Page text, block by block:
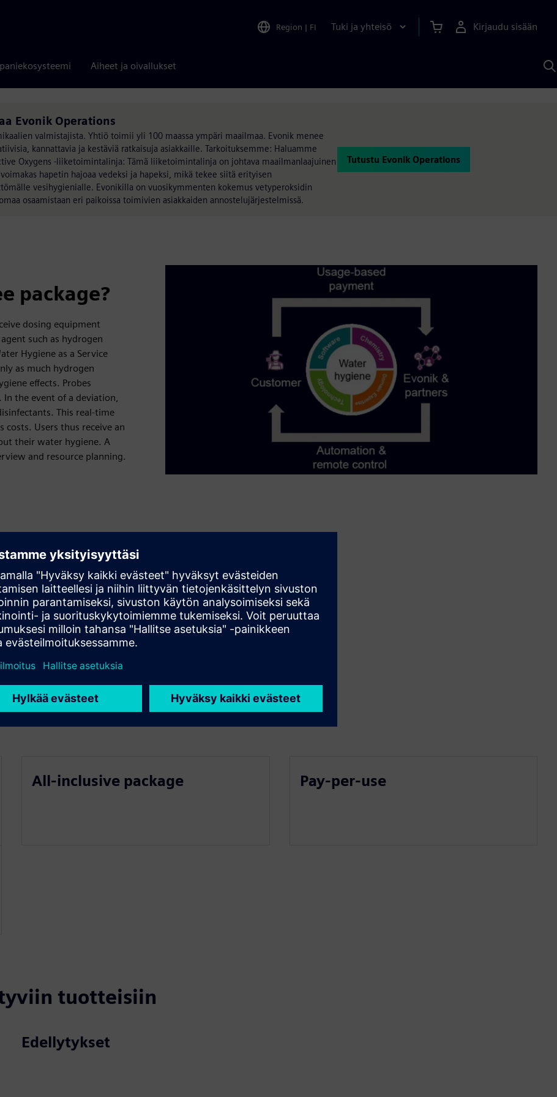
Region | FI Tuki ja yhteisö Kirjaudu sisään
Aiheet ja oivallukset
Evonik Operations
valmistajista. Yhtiö toimii yli 100 maassa ympäri maailmaa. Evonik menee
kannattavia ja kestäviä ratkaisuja asiakkaille. Tarkoituksemme: Haluamme
Oxygens -liiketoimintalinja: Tämä liiketoimintalinja on johtava maailmanlaajuinen
hapetin hajoaa vedeksi ja hapeksi, mikä tekee siitä erityisen
vesihygienialle. Evonikilla on vuosikymmenten kokemus vetyperoksidin
osaamistaan eri paikoissa toimivien asiakkaiden annostelujärjestelmissä.
Tutustu Evonik Operations
package?
dosing equipment
such as hydrogen
Hygiene as a Service
as much hydrogen
effects. Probes
the event of a deviation,
This real-time
costs. Users thus receive an
their water hygiene. A
and resource planning.
All-inclusive package Pay-per-use
tuotteisiin
Edellytykset